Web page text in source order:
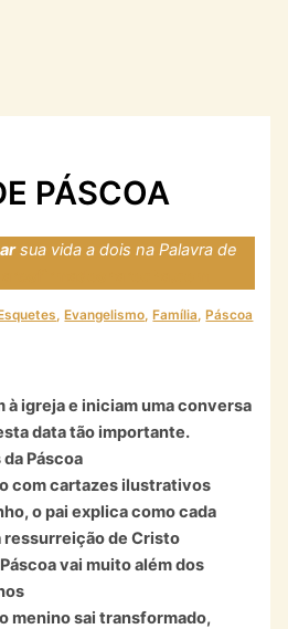
PÁSCOA
sua vida a dois na Palavra de
, Evangelismo, Família, Páscoa
à igreja e iniciam uma conversa
data tão importante.
Páscoa
com cartazes ilustrativos
o pai explica como cada
ressurreição de Cristo
vai muito além dos
menino sai transformado,